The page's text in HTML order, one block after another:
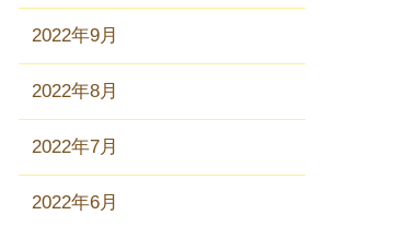
2022年9月
2022年8月
2022年7月
2022年6月